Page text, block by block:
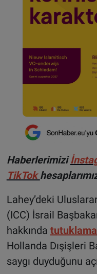
Haberlerimizi İnsta
TikTok
Lahey’deki
(ICC) İsrail
hakkında
Hollanda Dışişleri
saygı duyduğunu